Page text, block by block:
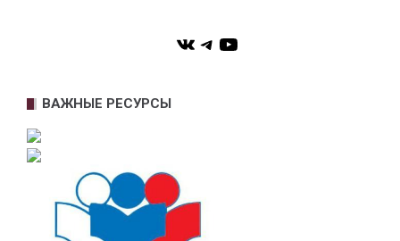
VKTelegram
YouTube
ВАЖНЫЕ РЕСУРСЫ